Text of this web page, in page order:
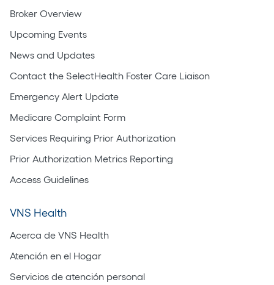
Broker Overview
Upcoming Events
News and Updates
Contact the SelectHealth Foster Care Liaison
Emergency Alert Update
Medicare Complaint Form
Services Requiring Prior Authorization
Prior Authorization Metrics Reporting
Access Guidelines
VNS Health
Acerca de VNS Health
Atención en el Hogar
Servicios de atención personal